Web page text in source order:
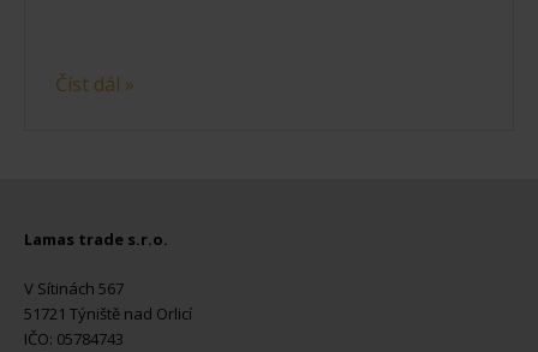
Číst dál »
Lamas trade s.r.o.
V Sítinách 567
51721 Týniště nad Orlicí
IČO: 05784743